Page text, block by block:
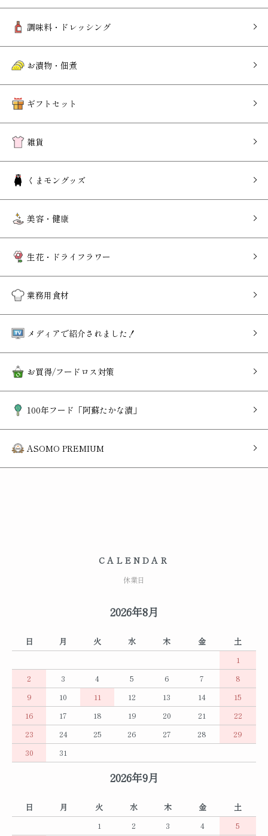
調味料・ドレッシング
お漬物・佃煮
ギフトセット
雑貨
くまモングッズ
美容・健康
生花・ドライフラワー
業務用食材
メディアで紹介されました！
お買得/フードロス対策
100年フード「阿蘇たかな漬」
ASOMO PREMIUM
CALENDAR
休業日
2026年8月
日 月 火 水 木 金
土
1
2
3 4 5 6 7
8
9
10 11 12 13 14
15
16
17 18 19 20 21
22
23
24 25 26 27 28
29
30
31
2026年9月
日 月 火 水 木 金
土
1
2 3 4
5